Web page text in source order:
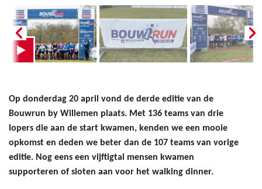
Op donderdag 20 april vond de derde editie van de
Bouwrun by Willemen plaats. Met 136 teams van drie
lopers die aan de start kwamen, kenden we een mooie
opkomst en deden we beter dan de 107 teams van vorige
editie. Nog eens een vijftigtal mensen kwamen
supporteren of sloten aan voor het walking dinner.